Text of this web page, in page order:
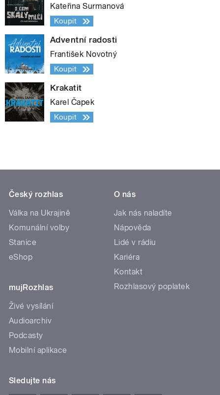
Kateřina Surmanová
Koupit
Adventní radosti
František Novotný
Koupit
Krakatit
Karel Čapek
Koupit
Český rozhlas
Válka na Ukrajině
Komunální volby
Stanice
eShop
mujRozhlas
Živé vysílání
Audioarchiv
Podcasty
Mobilní aplikace
O nás
Jak nás naladíte
Nápověda
Lidé v rádiu
Kariéra
Kontakt
Rozhlasový poplatek
Sledujte nás